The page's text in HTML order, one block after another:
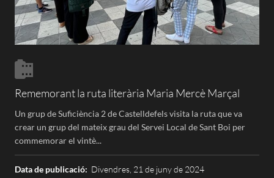
Rememorant la ruta literària Maria Mercè Marçal
Un grup de Suficiència 2 de Castelldefels visita la ruta que va
crear un grup del mateix grau del Servei Local de Sant Boi per
commemorar el vintè...
Data de publicació: Divendres, 21 de juny de 2024